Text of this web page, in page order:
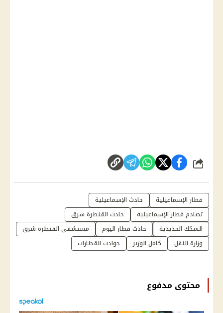
شارك
قطار الإسماعيلية
حادث الإسماعيلية
تصادم قطار الإسماعيلية
حادث القنطرة شرق
السكك الحديدية
حادث قطار اليوم
مستشفى القنطرة شرق
وزارة النقل
كامل الوزير حوادث القطارات
محتوى مدفوع